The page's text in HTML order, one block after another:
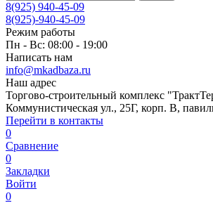
8(925) 940-45-09
8(925)-940-45-09
Режим работы
Пн - Вс: 08:00 - 19:00
Написать нам
info@mkadbaza.ru
Наш адрес
Торгово-строительный комплекс
Коммунистическая ул., 25Г, корп. В,
Перейти в контакты
0
Сравнение
0
Закладки
Войти
0